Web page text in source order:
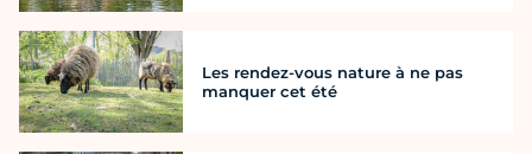
Les rendez-vous nature à ne pas
manquer cet été